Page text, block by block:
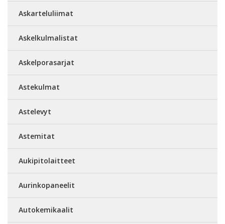
Askarteluliimat
Askelkulmalistat
Askelporasarjat
Astekulmat
Astelevyt
Astemitat
Aukipitolaitteet
Aurinkopaneelit
Autokemikaalit